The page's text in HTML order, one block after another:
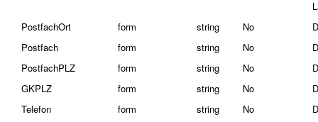
PostfachOrt
form string No
Postfach
form string No
PostfachPLZ
form string No
GKPLZ
form string No
Telefon
form string No